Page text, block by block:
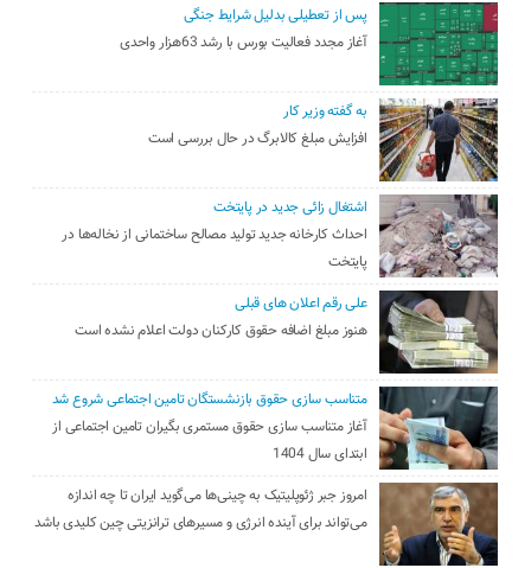
پس از تعطیلی بدلیل شرایط جنگی
آغاز مجدد فعالیت بورس با رشد 63هزار واحدی
به گفته وزیر کار
افزایش مبلغ کالابرگ در حال بررسی است
اشتغال زائی جدید در پایتخت
احداث کارخانه جدید تولید مصالح ساختمانی از نخاله‌ها در
پایتخت
علی رقم اعلان های قبلی
هنوز مبلغ اضافه حقوق کارکنان دولت اعلام نشده است
متناسب سازی حقوق بازنشستگان تامین اجتماعی شروع شد
آغاز متناسب سازی حقوق مستمری بگیران تامین اجتماعی از
ابتدای سال 1404
امروز جبر ژئوپلیتیک به چینی‌ها می‌گوید ایران تا چه اندازه
می‌تواند برای آینده انرژی و مسیرهای ترانزیتی چین کلیدی باشد